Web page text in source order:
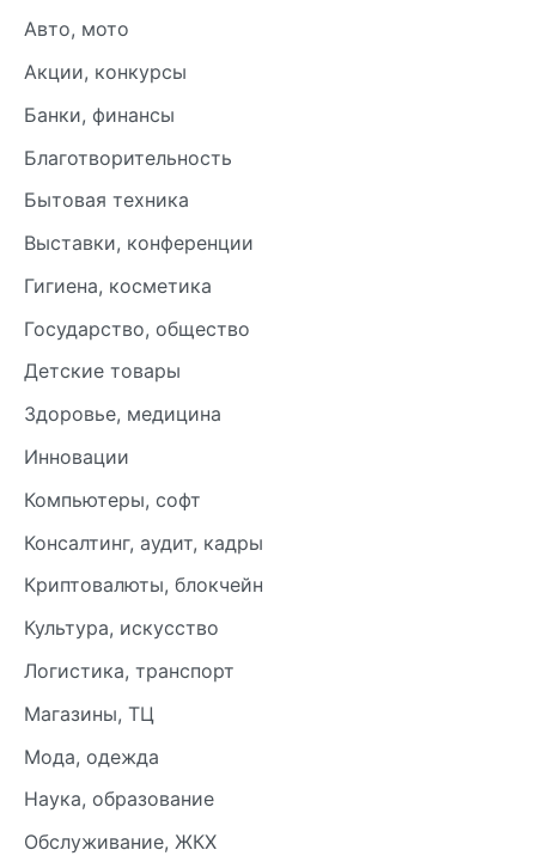
Авто, мото
Акции, конкурсы
Банки, финансы
Благотворительность
Бытовая техника
Выставки, конференции
Гигиена, косметика
Государство, общество
Детские товары
Здоровье, медицина
Инновации
Компьютеры, софт
Консалтинг, аудит, кадры
Криптовалюты, блокчейн
Культура, искусство
Логистика, транспорт
Магазины, ТЦ
Мода, одежда
Наука, образование
Обслуживание, ЖКХ